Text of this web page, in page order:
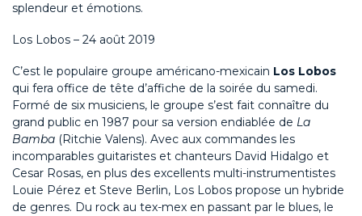
splendeur et émotions.
Los Lobos – 24 août 2019
C’est le populaire groupe américano-mexicain Los Lobos
qui fera office de tête d’affiche de la soirée du samedi.
Formé de six musiciens, le groupe s’est fait connaître du
grand public en 1987 pour sa version endiablée de La
Bamba (Ritchie Valens). Avec aux commandes les
incomparables guitaristes et chanteurs David Hidalgo et
Cesar Rosas, en plus des excellents multi-instrumentistes
Louie Pérez et Steve Berlin, Los Lobos propose un hybride
de genres. Du rock au tex-mex en passant par le blues, le